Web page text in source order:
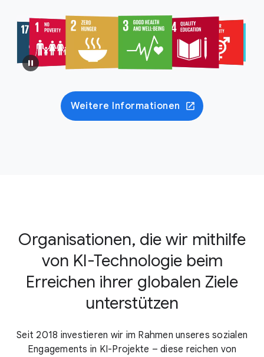
Weitere Informationen
Organisationen, die wir mithilfe
von KI-Technologie beim
Erreichen ihrer globalen Ziele
unterstützen
Seit 2018 investieren wir im Rahmen unseres sozialen
Engagements in KI-Projekte – diese reichen von